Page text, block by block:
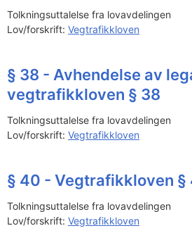
Tolkningsuttalelse fra lovavdelingen
Lov/forskrift: Vegtrafikkloven
§ 38 - Avhendelse av
vegtrafikkloven § 38
Tolkningsuttalelse fra lovavdelingen
Lov/forskrift: Vegtrafikkloven
§ 40 - Vegtrafikkloven §
Tolkningsuttalelse fra lovavdelingen
Lov/forskrift: Vegtrafikkloven